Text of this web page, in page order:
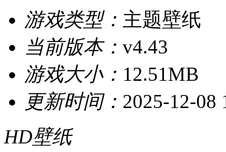
游戏类型： 主题壁纸
当前版本： v4.43
游戏大小： 12.51MB
更新时间： 2025-12-08
HD壁纸